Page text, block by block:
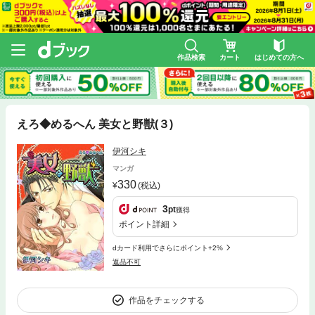
作品検索 カート はじめての方へ
えろ◆めるへん 美女と野獣(３)
伊河シキ
マンガ
330(税込)
3pt獲得
ポイント詳細
dカード利用でさらにポイント+2%
返品不可
作品をチェックする